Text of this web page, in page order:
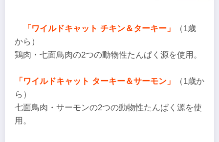
「ワイルドキャット チキン＆ターキー」
（1歳
から）
鶏肉・七面鳥肉の2つの動物性たんぱく源を使用。
「ワイルドキャット ターキー＆サーモン」
（1歳か
ら）
七面鳥肉・サーモンの2つの動物性たんぱく源を使
用。